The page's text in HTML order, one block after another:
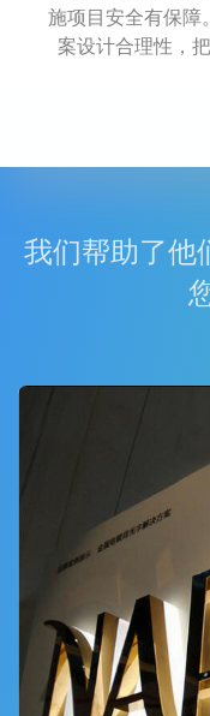
施项目安全有保障
案设计合理性，
我们帮助了他